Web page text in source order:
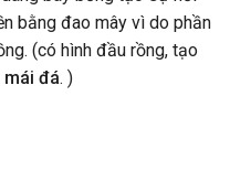
bằng đao mây vì do phần
(có hình đầu rồng, tạo
mái đá. )